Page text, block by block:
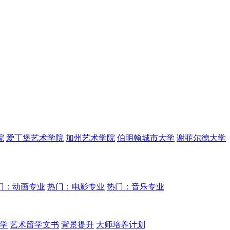
爱丁堡艺术学院 加州艺术学院 伯明翰城市大学 谢菲尔德大学
：动画专业 热门：电影专业 热门：音乐专业
艺术留学文书 背景提升 大师培养计划